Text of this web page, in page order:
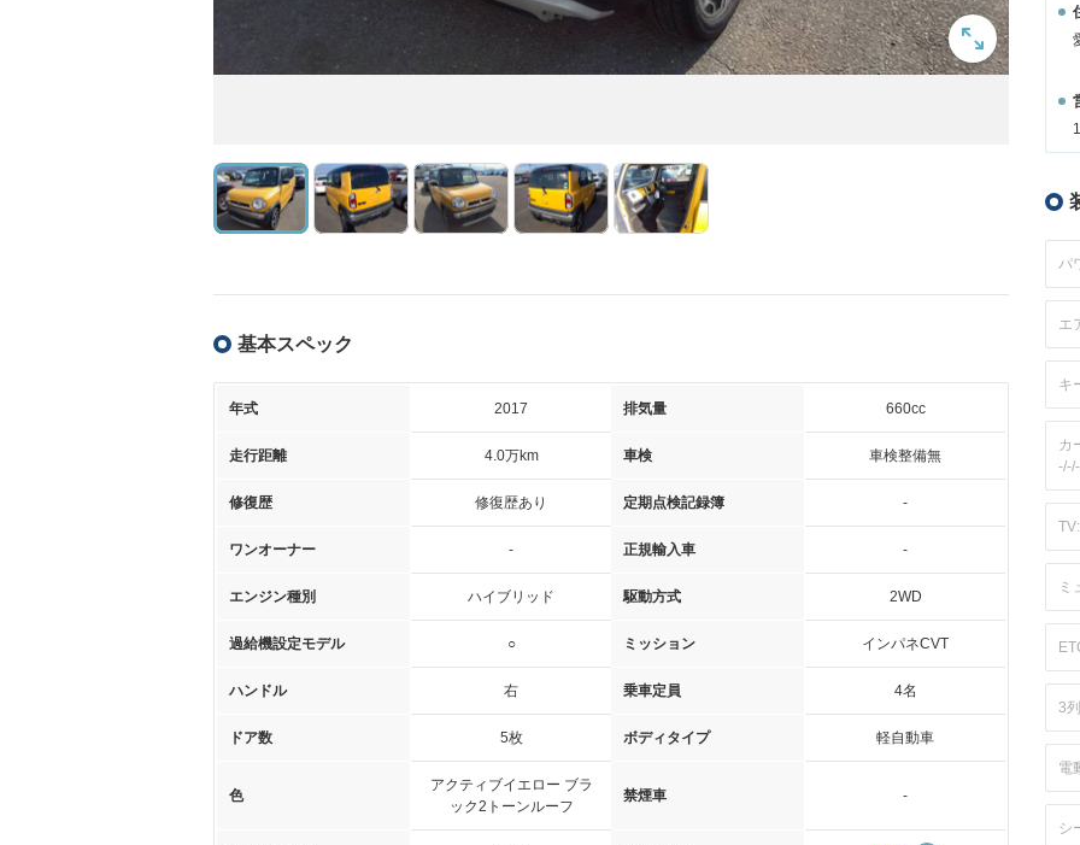
基本スペック
年式 2017 排気量 660cc
走行距離 4.0万km 車検 車検整備無
修復歴 修復歴あり 定期点検記録簿 -
ワンオーナー - 正規輸入車 -
エンジン種別 ハイブリッド 駆動方式 2WD
過給機設定モデル ○ ミッション インパネCVT
ハンドル 右 乗車定員 4名
ドア数 5枚 ボディタイプ 軽自動車
色
アクティブイエロー ブラ
ック2トーンルーフ
禁煙車 -
パ
エ
キ
カ
ミ
3
電
シ